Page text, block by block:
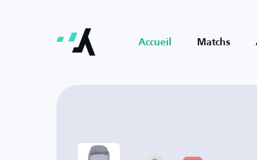
Accueil Matchs